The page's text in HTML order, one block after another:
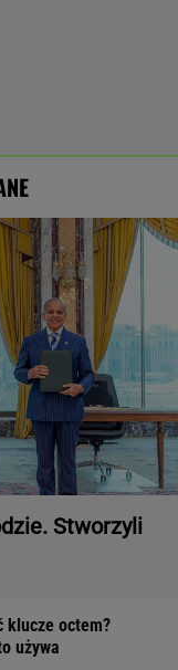
Stworzyli
klucze octem?
używa